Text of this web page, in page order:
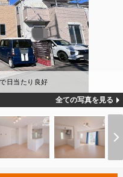
日当たり良好
全ての写真を見る